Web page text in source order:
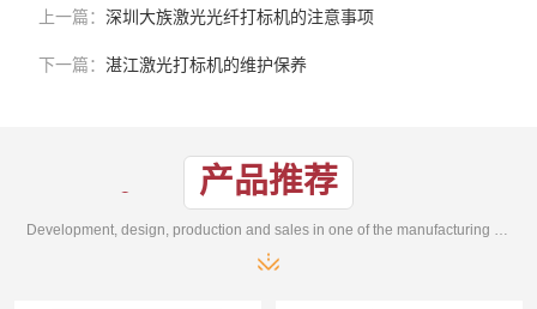
上一篇： 深圳大族激光光纤打标机的注意事项
下一篇： 湛江激光打标机的维护保养
产品推荐
Development, design, production and sales in one of the manufacturing enterprises